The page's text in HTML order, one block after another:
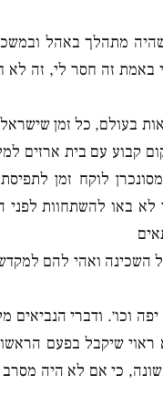
מתהלך באהל
באמת זה חסר לי, זה לא
בעולם, כל זמן
קבוע עם בית ארזים
לוקח זמן
באו להשתחוות לפני
השכינה ואהי להם
וכו׳. ודברי הנביאים
ראוי שיקבל בפעם
כי אם לא היה